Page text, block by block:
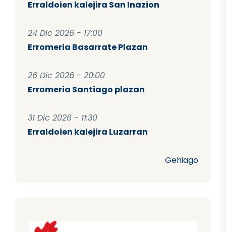
Erraldoien kalejira San Inazion
24 Dic 2026 - 17:00
Erromeria Basarrate Plazan
26 Dic 2026 - 20:00
Erromeria Santiago plazan
31 Dic 2026 - 11:30
Erraldoien kalejira Luzarran
Gehiago